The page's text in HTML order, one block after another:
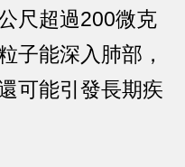
尺超過200微克
子能深入肺部，
可能引發長期疾